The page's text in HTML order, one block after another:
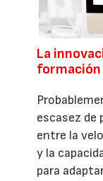
La
formación
escasez de
entre la
y la
para